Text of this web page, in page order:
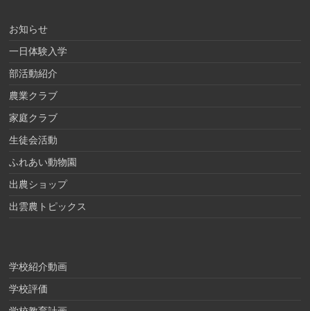
お知らせ
一日体験入学
部活動紹介
農業クラブ
家庭クラブ
生徒会活動
ふれあい動物園
出農ショップ
出雲農トピックス
学校紹介動画
学校評価